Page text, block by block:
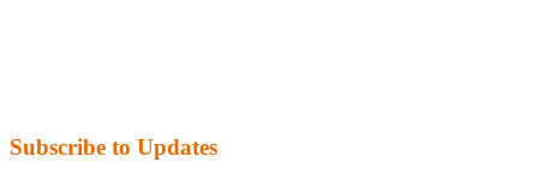
Subscribe to Updates